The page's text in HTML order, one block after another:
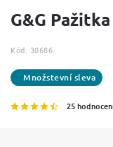
G&G
Kód: 30686
25